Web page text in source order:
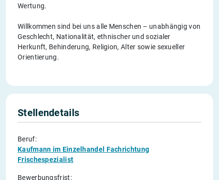
Wertung.
Willkommen sind bei uns alle Menschen – unabhängig von
Geschlecht, Nationalität, ethnischer und sozialer
Herkunft, Behinderung, Religion, Alter sowie sexueller
Orientierung.
Stellendetails
Beruf:
Kaufmann im Einzelhandel Fachrichtung
Frischespezialist
Bewerbungsfrist: